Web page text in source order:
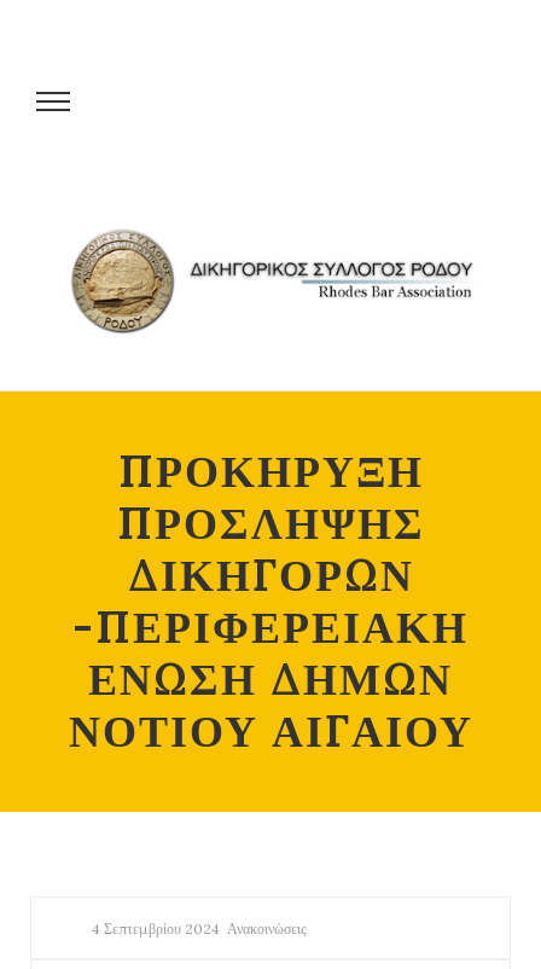
ΠΡΟΚΗΡΥΞΗ
ΠΡΟΣΛΗΨΗΣ
ΔΙΚΗΓΟΡΩΝ
-ΠΕΡΙΦΕΡΕΙΑΚΗ
ΕΝΩΣΗ ΔΗΜΩΝ
ΝΟΤΙΟΥ ΑΙΓΑΙΟΥ
4 Σεπτεμβρίου 2024 Ανακοινώσεις